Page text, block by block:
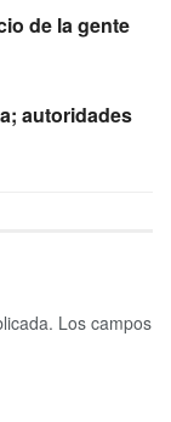
de la gente
autoridades
Los campos